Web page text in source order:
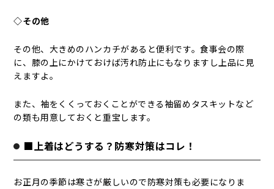
◇その他
その他、大きめのハンカチがあると便利です。食事会の際
に、膝の上にかけておけば汚れ防止にもなりますし上品に見
えますよ。
また、袖をくくっておくことができる袖留めタスキットなど
の類も用意しておくと重宝します。
■上着はどうする？防寒対策はコレ！
お正月の季節は寒さが厳しいので防寒対策も必要になりま